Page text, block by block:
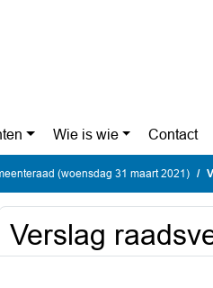
Wie is wie Contact
(woensdag 31 maart 2021)
Verslag